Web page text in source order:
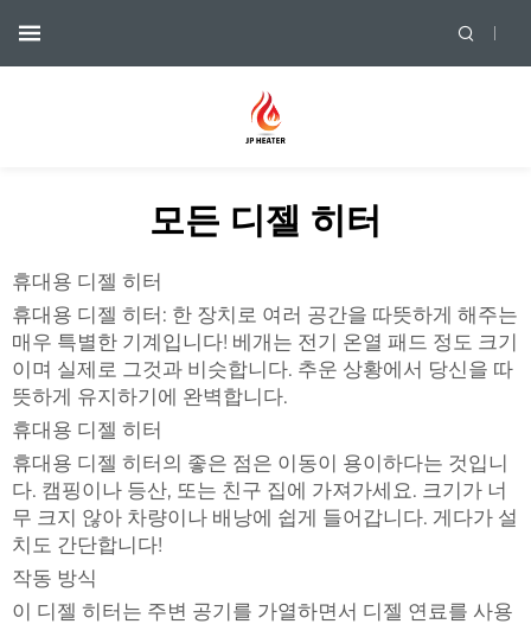
모든 디젤 히터
휴대용 디젤 히터
휴대용 디젤 히터: 한 장치로 여러 공간을 따뜻하게 해주는
매우 특별한 기계입니다! 베개는 전기 온열 패드 정도 크기
이며 실제로 그것과 비슷합니다. 추운 상황에서 당신을 따
뜻하게 유지하기에 완벽합니다.
휴대용 디젤 히터
휴대용 디젤 히터의 좋은 점은 이동이 용이하다는 것입니
다. 캠핑이나 등산, 또는 친구 집에 가져가세요. 크기가 너
무 크지 않아 차량이나 배낭에 쉽게 들어갑니다. 게다가 설
치도 간단합니다!
작동 방식
이 디젤 히터는 주변 공기를 가열하면서 디젤 연료를 사용